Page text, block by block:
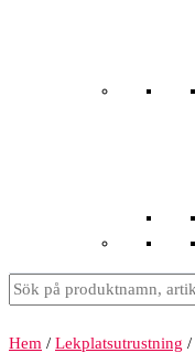
Hem / Lekplatsutrustning /